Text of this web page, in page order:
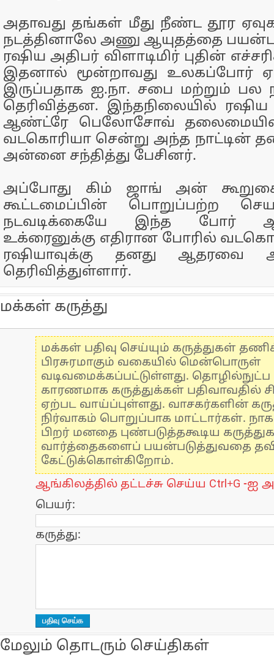
அதாவது தங்கள் மீது நீண்ட தூர
நடத்தினாலே அணு ஆயுதத்தை
ரஷிய அதிபர் விளாடிமிர் புதின்
இதனால் மூன்றாவது உலகப்போர்
இருப்பதாக ஐ.நா. சபை மற்றும் பல
தெரிவித்தன. இந்தநிலையில் ரஷிய
ஆண்ட்ரே பெலோசோவ்
வடகொரியா சென்று அந்த நாட்டின்
அன்னை சந்தித்து பேசினர்.
அப்போது கிம் ஜாங் அன்
கூட்டமைப்பின் பொறுப்பற்ற
நடவடிக்கையே இந்த போர்
உக்ரைனுக்கு எதிரான போரில்
ரஷியாவுக்கு தனது ஆதரவை
தெரிவித்துள்ளார்.
மக்கள் கருத்து
மக்கள் பதிவு செய்யும் கருத்துகள்
பிரசுரமாகும் வகையில் மென்பொருள்
வடிவமைக்கப்பட்டுள்ளது.
காரணமாக கருத்துக்கள் பதிவாவதில்
ஏற்பட வாய்ப்புள்ளது. வாசகர்களின்
நிர்வாகம் பொறுப்பாக மாட்டார்கள்.
பிறர் மனதை புண்படுத்தகூடிய
வார்த்தைகளைப் பயன்படுத்துவதை
கேட்டுக்கொள்கிறோம்.
ஆங்கிலத்தில் தட்டச்சு செய்ய Ctrl+G -ஐ
பெயர்:
கருத்து:
மேலும் தொடரும் செய்திகள்